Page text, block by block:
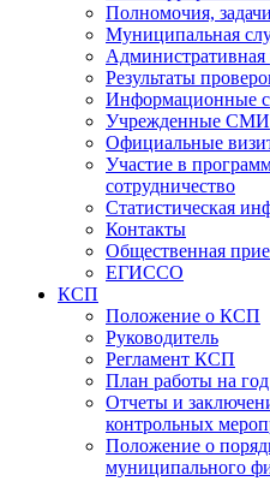
Полномочия,
Муниципальная
Административная
Результаты
Информационные
Учрежденные СМИ
Официальные
Участие в
сотрудничество
Статистическая
Контакты
Общественная
ЕГИССО
КСП
Положение о КСП
Руководитель
Регламент КСП
План работы на год
Отчеты и
контрольных
Положение о
муниципального